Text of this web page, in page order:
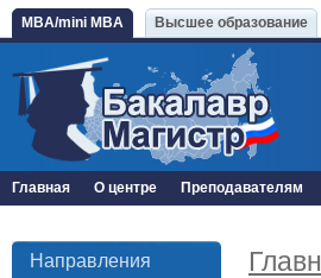
MBA/mini MBA Высшее образование
Главная О центре Преподавателям
Направления